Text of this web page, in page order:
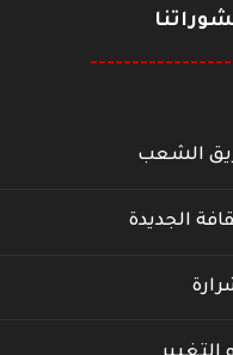
الشعب
الجديدة